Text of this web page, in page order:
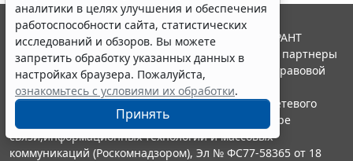
аналитики в целях улучшения и обеспечения
работоспособности сайта, статистических
исследований и обзоров. Вы можете
запретить обработку указанных данных в
настройках браузера. Пожалуйста,
ознакомьтесь с условиями их обработки.
Принять
© ООО "НПП "ГАРАНТ-СЕРВИС", 2026. Система ГАРАНТ
выпускается с 1990 года. Компания "Гарант" и ее партнеры
являются участниками Российской ассоциации правовой
информации ГАРАНТ.
Портал ГАРАНТ.РУ зарегистрирован в качестве сетевого
издания Федеральной службой по надзору в сфере
связи,информационных технологий и массовых
коммуникаций (Роскомнадзором), Эл № ФС77-58365 от 18